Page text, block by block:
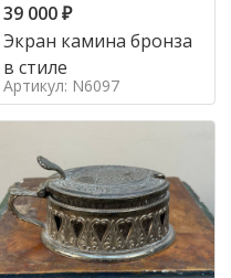
39 000₽
Экран камина бронза
в стиле
Артикул: N6097